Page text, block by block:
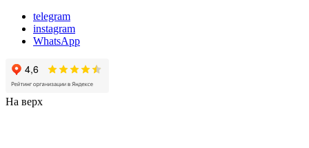
telegram
instagram
WhatsApp
На верх